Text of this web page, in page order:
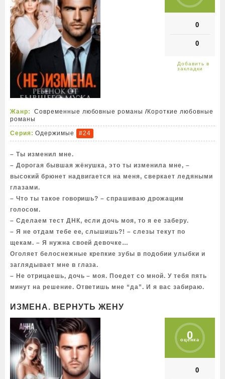
0
0
Жанр: Современные любовные романы /Короткие любовные
романы
Серия: Одержимые #24
– Ты изменил мне.
– Дорогая бывшая жёнушка, это ты изменила мне, –
высокий брюнет надвигается на меня, сверкает ледяными
глазами.
– Что ты такое говоришь? – спрашиваю дрожащим
голосом.
– Сделаем тест ДНК, если дочь моя, то я ее заберу.
– Я не отдам тебе ее, слышишь?! – слезы текут по
щекам. – Я нужна своей девочке…
Оголяет белоснежные крепкие зубы в подобии улыбки и
заглядывает мне в глаза.
– Не отрицаешь, дочь – моя. Поедет со мной. У тебя пять
минут на решение. Ответишь мне “да”. И я вас забираю.
ИЗМЕНА. ВЕРНУТЬ ЖЕНУ
0
оценка
0